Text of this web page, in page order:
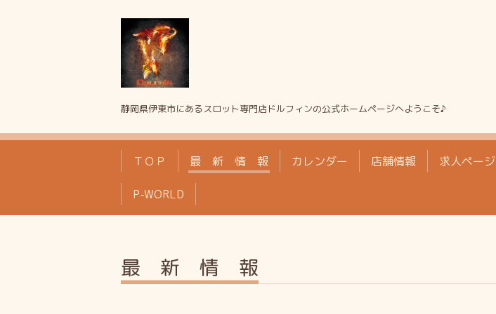
静岡県伊東市にあるスロット専門店ドルフィンの公式ホームページへようこそ♪
ＴＯＰ 最 新 情 報 カレンダー 店舗情報 求人ページ
P-WORLD
最 新 情 報